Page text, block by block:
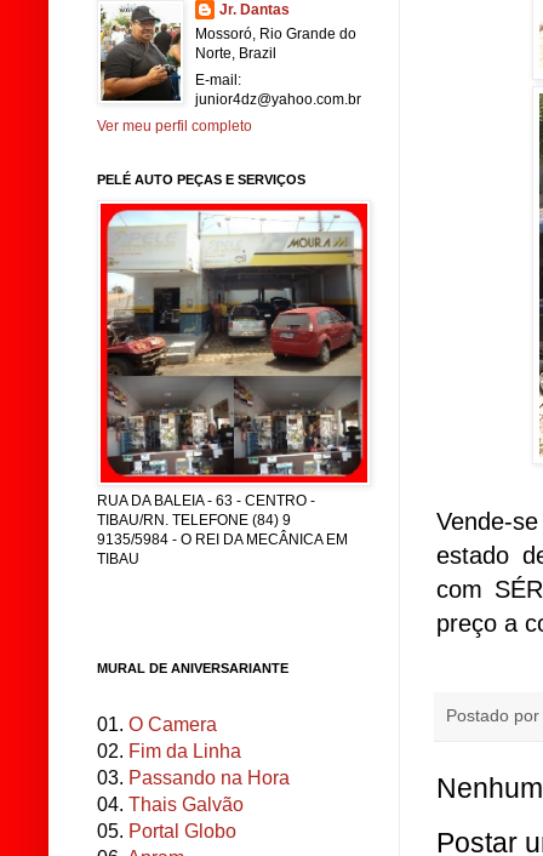
Vende-
estado
com
preço a
Postado por
Postar
Jr. Dantas
Mossoró, Rio Grande do
Norte, Brazil
E-mail:
junior4dz@yahoo.com.br
Ver meu perfil completo
PELÉ AUTO PEÇAS E SERVIÇOS
RUA DA BALEIA - 63 - CENTRO -
TIBAU/RN. TELEFONE (84) 9
9135/5984 - O REI DA MECÂNICA EM
TIBAU
MURAL DE ANIVERSARIANTE
01. O Camera
02. Fim da Linha
03. Passando na Hora
04. Thais Galvão
05. Portal Globo